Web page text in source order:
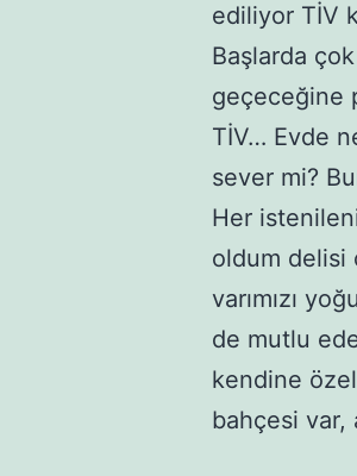
ediliyor TİV
Başlarda
geçeceğine
TİV… Evde
sever mi?
Her
oldum delisi
varımızı
de mutlu
kendine
bahçesi var,